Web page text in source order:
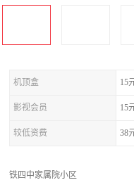
机顶盒 15
影视会员 15
较低资费 38
铁四中家属院小区